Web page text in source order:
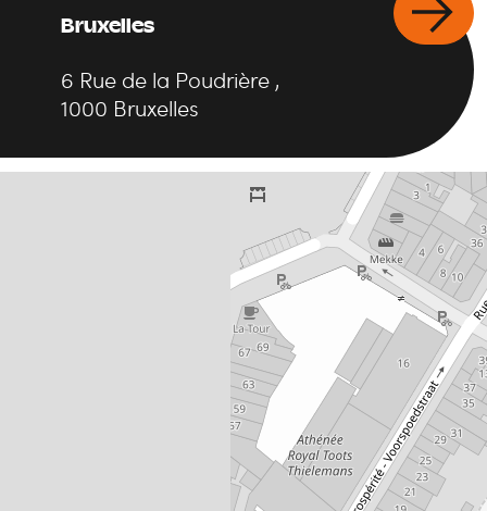
Bruxelles
6 Rue de la Poudrière ,
1000 Bruxelles